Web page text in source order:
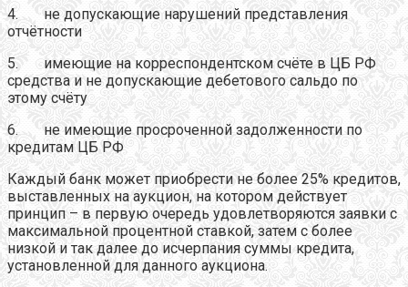
4. не допускающие нарушений представления
отчётности
5. имеющие на корреспондентском счёте в ЦБ РФ
средства и не допускающие дебетового сальдо по
этому счёту
6. не имеющие просроченной задолженности по
кредитам ЦБ РФ
Каждый банк может приобрести не более 25% кредитов,
выставленных на аукцион, на котором действует
принцип – в первую очередь удовлетворяются заявки с
максимальной процентной ставкой, затем с более
низкой и так далее до исчерпания суммы кредита,
установленной для данного аукциона.